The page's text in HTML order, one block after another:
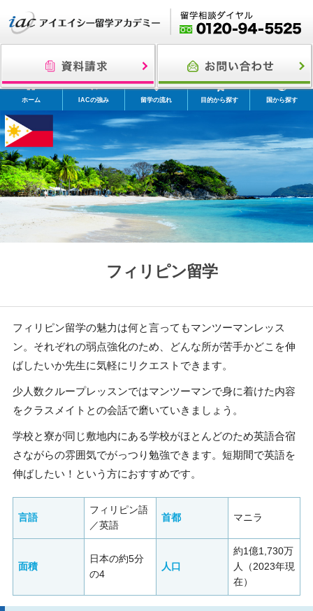
ホーム IACの強み 留学の流れ 目的から探す 国から探す
フィリピン留学
フィリピン留学の魅力は何と言ってもマンツーマンレッス
ン。それぞれの弱点強化のため、どんな所が苦手かどこを伸
ばしたいか先生に気軽にリクエストできます。
少人数クループレッスンではマンツーマンで身に着けた内容
をクラスメイトとの会話で磨いていきましょう。
学校と寮が同じ敷地内にある学校がほとんどのため英語合宿
さながらの雰囲気でがっつり勉強できます。短期間で英語を
伸ばしたい！という方におすすめです。
言語
フィリピン語
／英語
首都 マニラ
面積
日本の約5分
の4
人口
約1億1,730万
人（2023年現
在）